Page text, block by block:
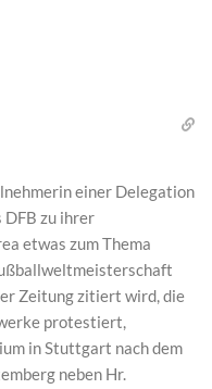
einer Delegation
DFB zu ihrer
etwas zum Thema
Zeitung zitiert wird, die
protestiert,
in Stuttgart nach dem
neben Hr.